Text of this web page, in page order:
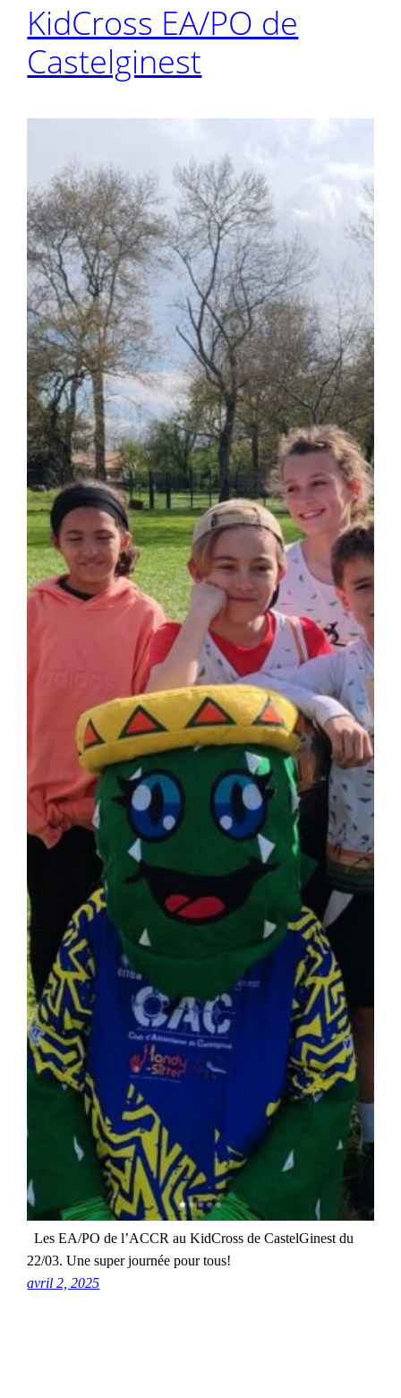
KidCross EA/PO de
Castelginest
Les EA/PO de l’ACCR au KidCross de CastelGinest du
22/03. Une super journée pour tous!
avril 2, 2025